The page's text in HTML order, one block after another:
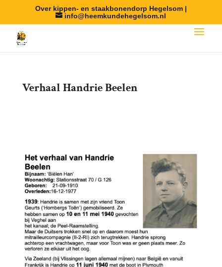
Over kippen- en staakbonendorp Hegelsom |
info@heemkundehegelsom.nl
Verhaal Handrie Beelen